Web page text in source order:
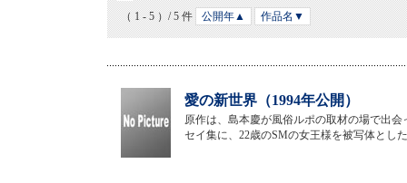
（ 1 - 5 ）/ 5 件 公開年▲ 作品名▼
愛の新世界（1994年公開）
原作は、島本慶が風俗ルポの取材の場で出
セイ集に、22歳のSMの女王様を被写体とし